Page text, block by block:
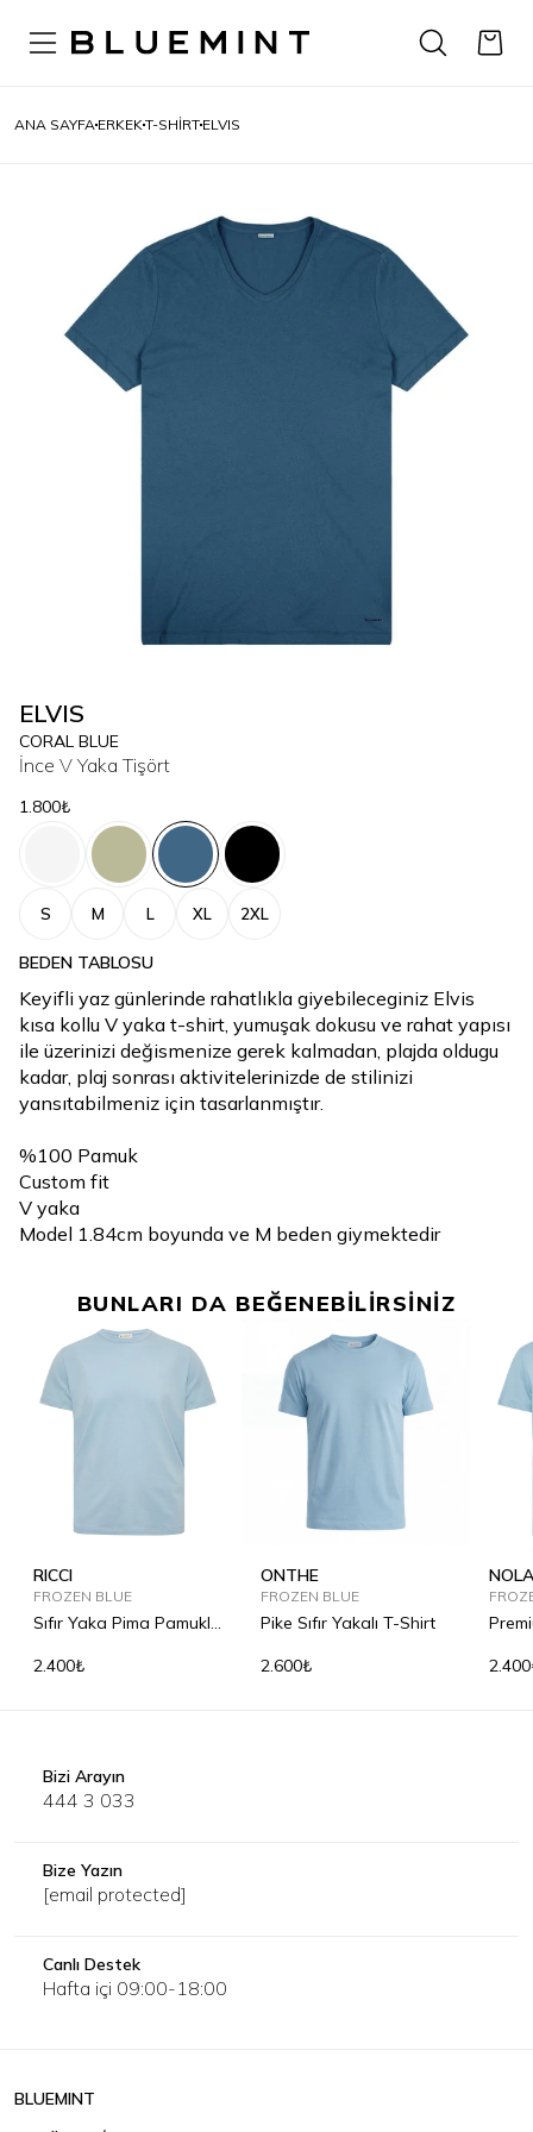
ANA SAYFA ERKEKT-SHIRT ELVIS
ELVIS
CORAL BLUE
İnce V Yaka Tişört
1.800₺
S M L XL 2XL
BEDEN TABLOSU
Keyifli yaz günlerinde rahatlıkla giyebileceginiz Elvis
kısa kollu V yaka t-shirt, yumuşak dokusu ve rahat yapısı
ile üzerinizi değismenize gerek kalmadan, plajda oldugu
kadar, plaj sonrası aktivitelerinizde de stilinizi
yansıtabilmeniz için tasarlanmıştır.
%100 Pamuk
Custom fit
V yaka
Model 1.84cm boyunda ve M beden giymektedir
BUNLARI DA BEĞENEBİLİRSİNİZ
RICCI
FROZEN BLUE
Sıfır Yaka Pima Pamuklu
2.400₺
ONTHE
FROZEN BLUE
Pike Sıfır Yakalı T-Shirt
2.600₺
Bizi Arayın
444 3 033
Bize Yazın
[email protected]
Canlı Destek
Hafta içi 09:00-18:00
BLUEMINT